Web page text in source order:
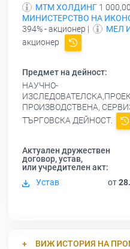
МТМ ХОЛДИНГ 1
МИНИСТЕРСТВО НА
394% - акционер |
МЕЛ
акционер
Предмет на дейност:
НАУЧНО-
ПРОИЗВОДСТВЕНА,
ТЪРГОВСКА ДЕЙНОСТ.
Актуален дружествен
договор, устав,
или учредителен акт:
Устав
от
ВИЖ ИСТОРИЯ НА